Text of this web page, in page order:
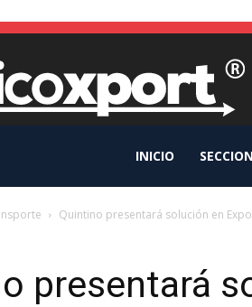
INICIO
Quintino presentará solución en Expo
presentará